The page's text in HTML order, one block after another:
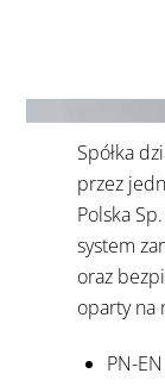
Spółka
przez
Polska
system
oraz
oparty na
PN-